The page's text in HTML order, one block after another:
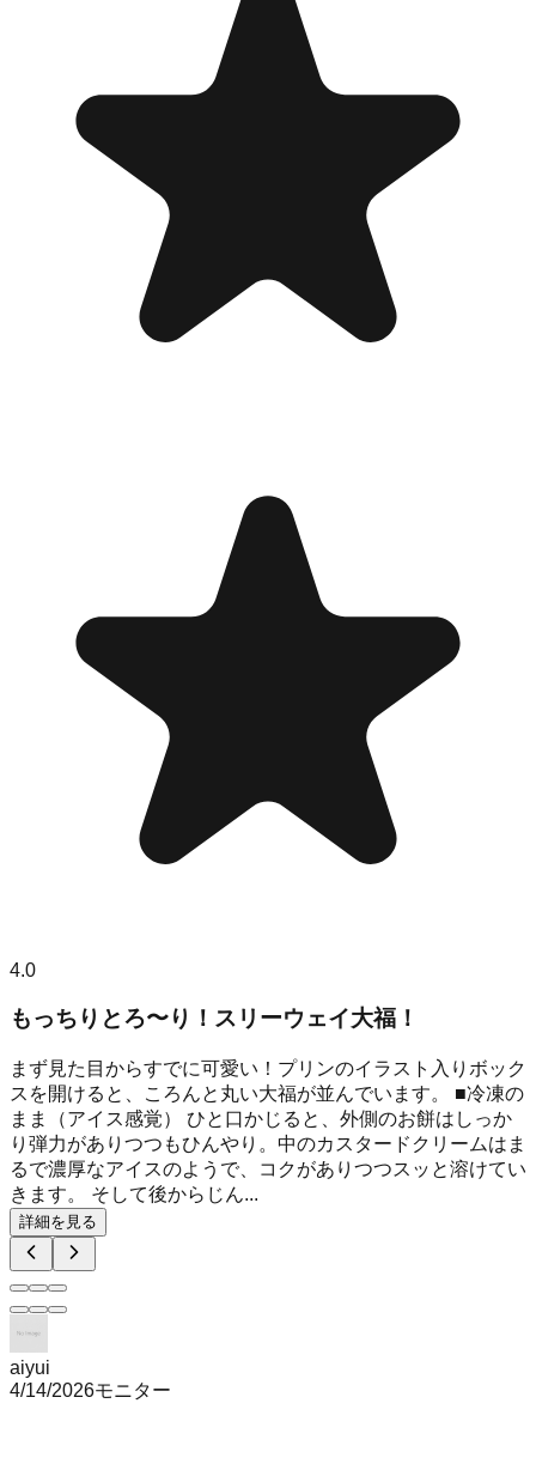
4.0
もっちりとろ〜り！スリーウェイ大福！
まず見た目からすでに可愛い！プリンのイラスト入りボック
スを開けると、ころんと丸い大福が並んでいます。 ■冷凍の
まま（アイス感覚） ひと口かじると、外側のお餅はしっか
り弾力がありつつもひんやり。中のカスタードクリームはま
るで濃厚なアイスのようで、コクがありつつスッと溶けてい
きます。 そして後からじん...
詳細を見る
aiyui
4/14/2026モニター